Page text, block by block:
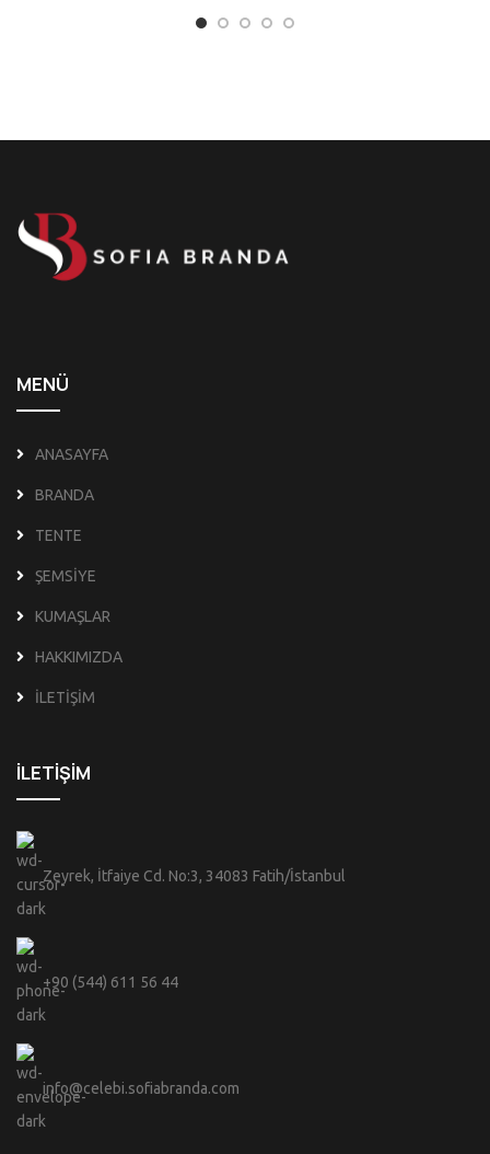
MENÜ
ANASAYFA
BRANDA
TENTE
ŞEMSİYE
KUMAŞLAR
HAKKIMIZDA
İLETİŞİM
İLETİŞİM
Zeyrek, İtfaiye Cd. No:3, 34083 Fatih/İstanbul
+90 (544) 611 56 44
info@celebi.sofiabranda.com